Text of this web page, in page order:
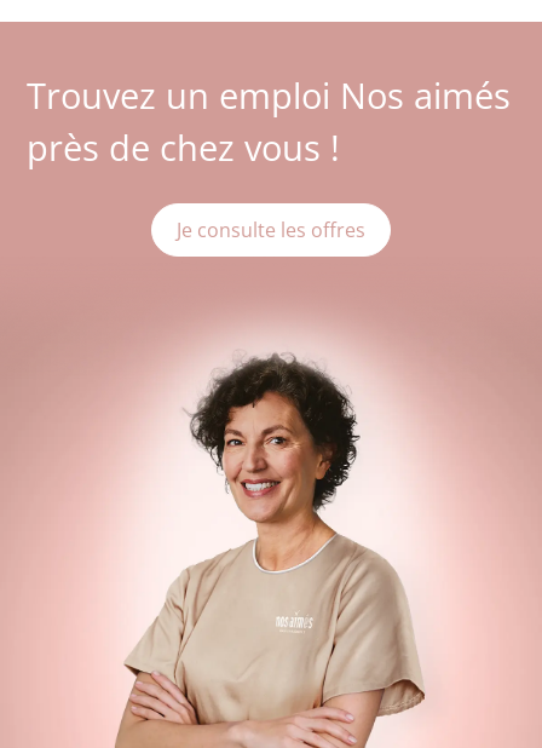
Trouvez un emploi Nos aimés
près de chez vous !
Je consulte les offres